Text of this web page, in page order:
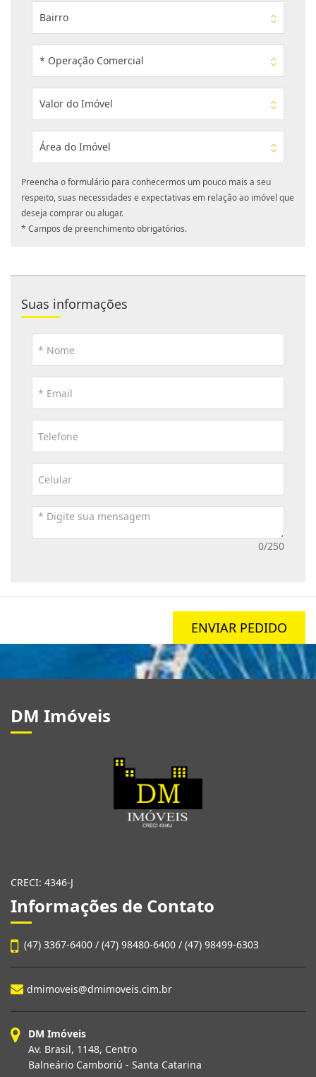
Bairro
* Operação Comercial
Valor do Imóvel
Área do Imóvel
Preencha o formulário para conhecermos um pouco mais a seu
respeito, suas necessidades e expectativas em relação ao imóvel que
deseja comprar ou alugar.
* Campos de preenchimento obrigatórios.
Suas informações
0/250
ENVIAR PEDIDO
DM Imóveis
CRECI: 4346-J
Informações de Contato
(47) 3367-6400 / (47) 98480-6400 / (47) 98499-6303
dmimoveis@dmimoveis.cim.br
DM Imóveis
Av. Brasil, 1148, Centro
Balneário Camboriú - Santa Catarina